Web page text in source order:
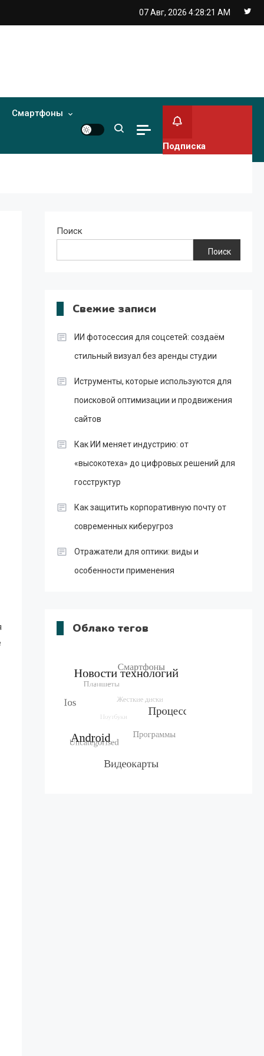
07 Авг, 2026 4:28:22 AM
Смартфоны
Подписка
Поиск
Поиск
Свежие записи
ИИ фотосессия для соцсетей: создаём
стильный визуал без аренды студии
Иструменты, которые используются для
поисковой оптимизации и продвижения
сайтов
Как ИИ меняет индустрию: от
«высокотеха» до цифровых решений для
госструктур
Как защитить корпоративную почту от
современных киберугроз
Отражатели для оптики: виды и
особенности применения
Облако тегов